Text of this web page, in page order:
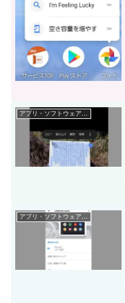
アプリ・ソフトウェア・サービス